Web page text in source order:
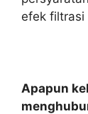
efek filtrasi
Apapun